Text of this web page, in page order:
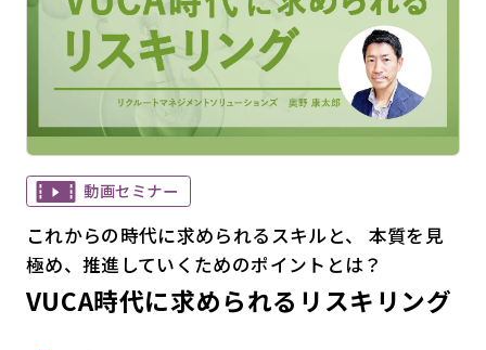
動画セミナー
これからの時代に求められるスキルと、 本質を見
極め、推進していくためのポイントとは？
VUCA時代に求められるリスキリング